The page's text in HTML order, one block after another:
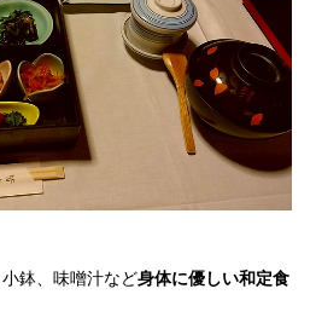
鉢、味噌汁など身体に優しい和定食